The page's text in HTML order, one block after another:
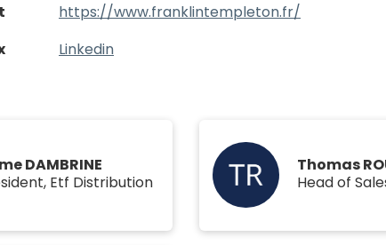
https://www.franklintempleton.fr/
Linkedin
DAMBRINE
Etf Distribution
Thomas